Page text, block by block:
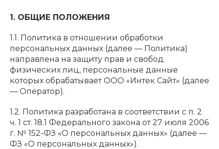
1. ОБЩИЕ ПОЛОЖЕНИЯ
1.1. Политика в отношении обработки
персональных данных (далее — Политика)
направлена на защиту прав и свобод
физических лиц, персональные данные
которых обрабатывает ООО «Интек Сайт» (далее
— Оператор).
1.2. Политика разработана в соответствии с п. 2
ч. 1 ст. 18.1 Федерального закона от 27 июля 2006
г. № 152-ФЗ «О персональных данных» (далее —
ФЗ «О персональных данных»).